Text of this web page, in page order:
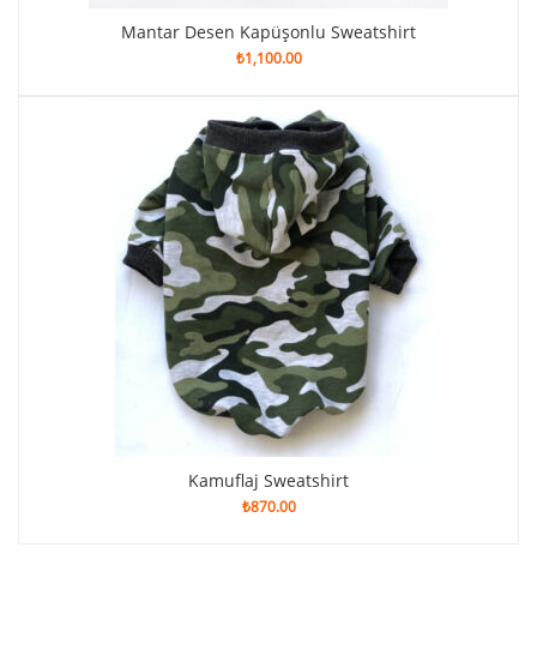
Mantar Desen Kapüşonlu Sweatshirt
₺1,100.00
Kamuflaj Sweatshirt
₺870.00